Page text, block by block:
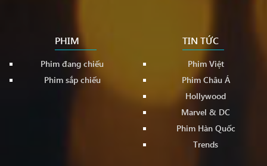
PHIM
Phim đang chiếu
Phim sắp chiếu
TIN TỨC
Phim Việt
Phim Châu Á
Hollywood
Marvel & DC
Phim Hàn Quốc
Trends